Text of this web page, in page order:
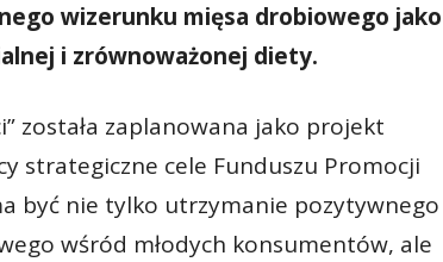
wizerunku mięsa drobiowego jako
i zrównoważonej diety.
została zaplanowana jako projekt
strategiczne cele Funduszu Promocji
być nie tylko utrzymanie pozytywnego
wśród młodych konsumentów, ale